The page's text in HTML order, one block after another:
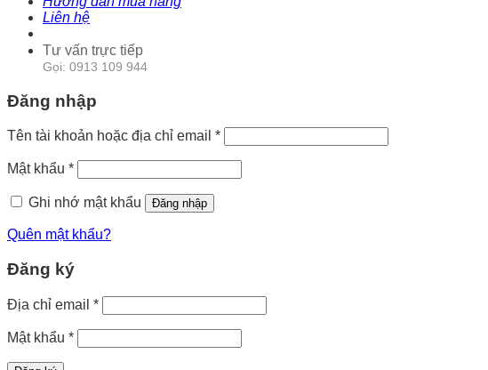
Liên hệ
Tư vấn trực tiếp
Gọi: 0913 109 944
Đăng nhập
Tên tài khoản hoặc địa chỉ email *
Mật khẩu *
Ghi nhớ mật khẩu Đăng nhập
Quên mật khẩu?
Đăng ký
Địa chỉ email *
Mật khẩu *